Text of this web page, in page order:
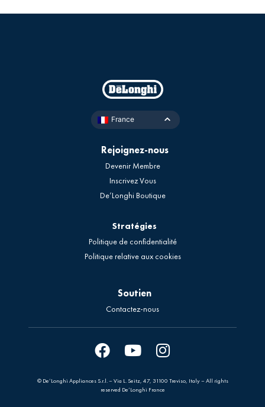
France
Rejoignez-nous
Devenir Membre
Inscrivez Vous
De’Longhi Boutique
Stratégies
Politique de confidentialité
Politique relative aux cookies
Soutien
Contactez-nous
© De’Longhi Appliances S.r.l. – Via L. Seitz, 47, 31100 Treviso, Italy – All rights
reserved De’Longhi France